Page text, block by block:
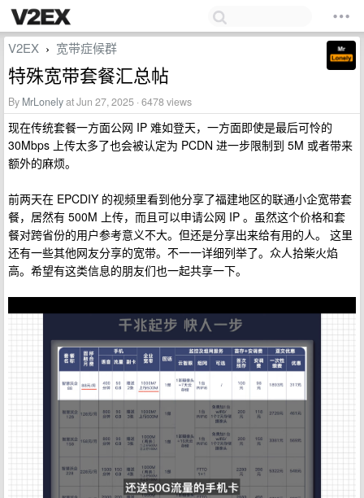
V2EX › 宽带症候群
特殊宽带套餐汇总帖
By MrLonelyat Jun 27, 2025 · 6478 views
现在传统套餐一方面公网 IP 难如登天，一方面即使是最后可怜的
30Mbps 上传太多了也会被认定为 PCDN 进一步限制到 5M 或者带来
额外的麻烦。
前两天在 EPCDIY 的视频里看到他分享了福建地区的联通小企宽带套
餐，居然有 500M 上传，而且可以申请公网 IP 。虽然这个价格和套
餐对跨省份的用户参考意义不大。但还是分享出来给有用的人。 这里
还有一些其他网友分享的宽带。不一一详细列举了。众人拾柴火焰
高。希望有这类信息的朋友们也一起共享一下。